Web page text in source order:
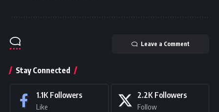
Leave a Comment
Stay Connected
1.1K Followers
Like
2.2K Followers
Follow